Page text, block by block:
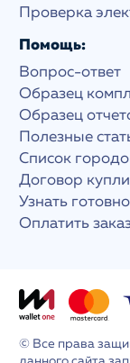
Проверка
Помощь:
Вопрос-ответ
Образец
Образец
Полезные
Список
Договор
Узнать
Оплатить
© Все права